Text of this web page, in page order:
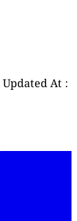
Updated At :